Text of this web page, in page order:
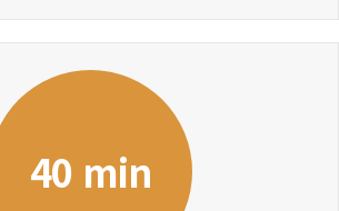
40 min